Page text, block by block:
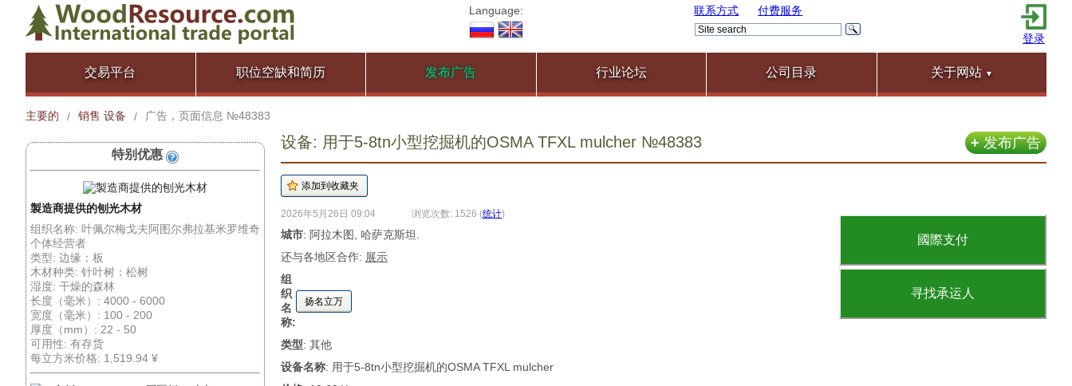
Language: 联系方式 付费服务
登录
交易平台 职位空缺和简历 发布广告 行业论坛 公司目录 关于网站 ▼
主要的 / 销售 设备 / 广告，页面信息 №48383
特别优惠
製造商提供的刨光木材
组织名称: 叶佩尔梅戈夫阿图尔弗拉基米罗维奇
个体经营者
类型: 边缘：板
木材种类: 针叶树：松树
湿度: 干燥的森林
长度（毫米）: 4000 - 6000
宽度（毫米）: 100 - 200
厚度（mm）: 22 - 50
可用性: 有存货
每立方米价格: 1,519.94 ¥
+发布广告
设备: 用于5-8tn小型挖掘机的OSMA TFXL mulcher №48383
國際支付
寻找承运人
2026年5月26日 09:04 浏览次数: 1526 (统计)
城市: 阿拉木图, 哈萨克斯坦.
还与各地区合作: 展示
组
织
名
称:
扬名立万
类型: 其他
设备名称: 用于5-8tn小型挖掘机的OSMA TFXL mulcher